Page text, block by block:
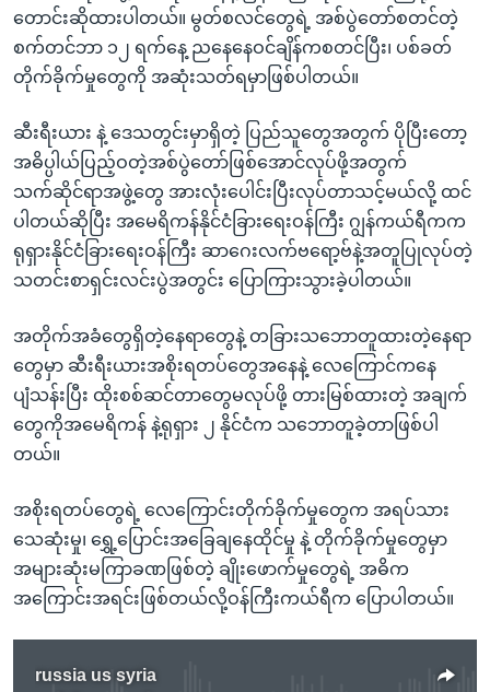
တောင်းဆိုထားပါတယ်။ မွတ်စလင်တွေရဲ့ အစ်ပွဲတော်စတင်တဲ့
စက်တင်ဘာ ၁၂ ရက်နေ့ ညနေနေဝင်ချိန်ကစတင်ပြီး၊ ပစ်ခတ်
တိုက်ခိုက်မှုတွေကို အဆုံးသတ်ရမှာဖြစ်ပါတယ်။
ဆီးရီးယား နဲ့ ဒေသတွင်းမှာရှိတဲ့ ပြည်သူတွေအတွက် ပိုပြီးတော့
အဓိပ္ပါယ်ပြည့်ဝတဲ့အစ်ပွဲတော်ဖြစ်အောင်လုပ်ဖို့အတွက်
သက်ဆိုင်ရာအဖွဲ့တွေ အားလုံးပေါင်းပြီးလုပ်တာသင့်မယ်လို့ ထင်
ပါတယ်ဆိုပြီး အမေရိကန်နိုင်ငံခြားရေးဝန်ကြီး ဂျွန်ကယ်ရီကက
ရုရှားနိုင်ငံခြားရေးဝန်ကြီး ဆာဂေးလက်ဗရော့ဗ်နဲ့အတူပြုလုပ်တဲ့
သတင်းစာရှင်းလင်းပွဲအတွင်း ပြောကြားသွားခဲ့ပါတယ်။
အတိုက်အခံတွေရှိတဲ့နေရာတွေနဲ့ တခြားသဘောတူထားတဲ့နေရာ
တွေမှာ ဆီးရီးယားအစိုးရတပ်တွေအနေနဲ့ လေကြောင်ကနေ
ပျံသန်းပြီး ထိုးစစ်ဆင်တာတွေမလုပ်ဖို့ တားမြစ်ထားတဲ့ အချက်
တွေကိုအမေရိကန် နဲ့ရုရှား ၂ နိုင်ငံက သဘောတူခဲ့တာဖြစ်ပါ
တယ်။
အစိုးရတပ်တွေရဲ့ လေကြောင်းတိုက်ခိုက်မှုတွေက အရပ်သား
သေဆုံးမှု၊ ရွှေ့ပြောင်းအခြေချနေထိုင်မှု နဲ့ တိုက်ခိုက်မှုတွေမှာ
အများဆုံးမကြာခဏဖြစ်တဲ့ ချိုးဖောက်မှုတွေရဲ့ အဓိက
အကြောင်းအရင်းဖြစ်တယ်လို့ဝန်ကြီးကယ်ရီက ပြောပါတယ်။
russia us syria